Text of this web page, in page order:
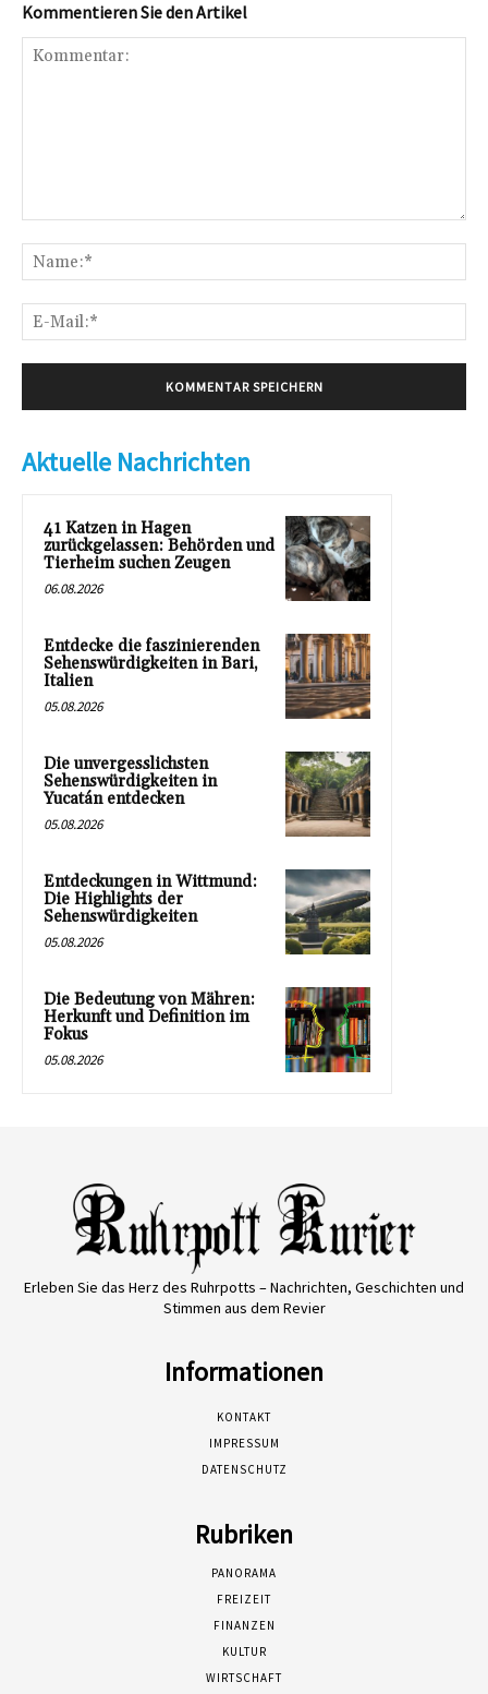
Kommentieren Sie den Artikel
Aktuelle Nachrichten
41 Katzen in Hagen
zurückgelassen: Behörden und
Tierheim suchen Zeugen
06.08.2026
Entdecke die faszinierenden
Sehenswürdigkeiten in Bari,
Italien
05.08.2026
Die unvergesslichsten
Sehenswürdigkeiten in
Yucatán entdecken
05.08.2026
Entdeckungen in Wittmund:
Die Highlights der
Sehenswürdigkeiten
05.08.2026
Die Bedeutung von Mähren:
Herkunft und Definition im
Fokus
05.08.2026
Erleben Sie das Herz des Ruhrpotts – Nachrichten, Geschichten und
Stimmen aus dem Revier
Informationen
KONTAKT
IMPRESSUM
DATENSCHUTZ
Rubriken
PANORAMA
FREIZEIT
FINANZEN
KULTUR
WIRTSCHAFT